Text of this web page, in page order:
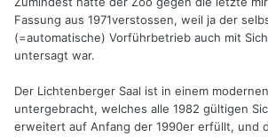
Zumindest hätte der Zoo gegen die letzte
Fassung aus 1971verstossen, weil ja der
(=automatische) Vorführbetrieb auch mit
untersagt war.
Der Lichtenberger Saal ist in einem
untergebracht, welches alle 1982 gültigen
erweitert auf Anfang der 1990er erfüllt, und